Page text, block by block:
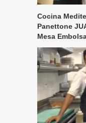
Cocina
Panettone
Mesa